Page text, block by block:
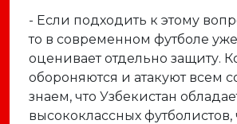
- Если подходить к этому
то в современном футболе
оценивает отдельно защиту.
обороняются и атакуют всем
знаем, что Узбекистан
высококлассных футболистов,